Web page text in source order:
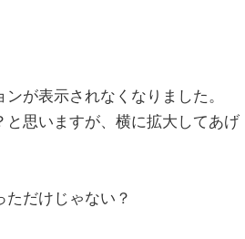
が表示されなくなりました。
思いますが、横に拡大してあげ
だけじゃない？